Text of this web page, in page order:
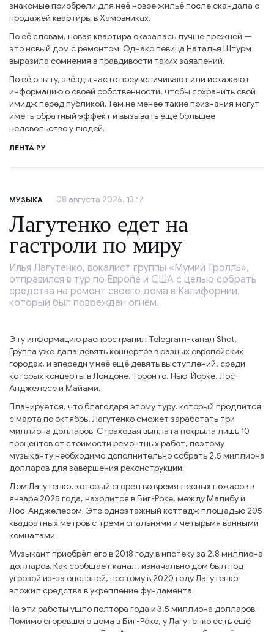
знакомые приобрели для неё новое жильё после скандала с
продажей квартиры в Хамовниках.
По её словам, новая квартира оказалась лучше прежней —
это новый дом с ремонтом. Однако певица Наталья Штурм
выразила сомнения в правдивости таких заявлений.
По её опыту, звёзды часто преувеличивают или искажают
информацию о своей собственности, чтобы сохранить свой
имидж перед публикой. Тем не менее такие признания могут
иметь обратный эффект и вызывать ещё большее
недовольство у людей.
ЛЕНТА РУ
МУЗЫКА 08 августа 2026, 13:17
Лагутенко едет на
гастроли по миру
Илья Лагутенко, вокалист группы «Мумий Тролль»,
отправился в тур по Европе и США с целью собрать
средства на ремонт своего дома в Калифорнии,
который был повреждён огнём.
Эту информацию распространил Telegram-канал Shot.
Группа уже дала девять концертов в разных европейских
городах, и впереди у неё ещё девять выступлений, среди
которых концерты в Лондоне, Торонто, Нью-Йорке, Лос-
Анджелесе и Майами.
Планируется, что благодаря этому туру, который продлится
с марта по октябрь, Лагутенко сможет заработать три
миллиона долларов. Страховая выплата покрыла лишь 10
процентов от стоимости ремонтных работ, поэтому
музыканту необходимо дополнительно собрать 2,5 миллиона
долларов для завершения реконструкции.
Дом Лагутенко, который сгорел во время лесных пожаров в
январе 2025 года, находится в Биг-Роке, между Малибу и
Лос-Анджелесом. Это одноэтажный коттедж площадью 205
квадратных метров с тремя спальнями и четырьмя ванными
комнатами.
Музыкант приобрёл его в 2018 году в ипотеку за 2,8 миллиона
долларов. Как сообщает канал, изначально дом был под
угрозой из-за оползней, поэтому в 2020 году Лагутенко
вложил средства в укрепление фундамента.
На эти работы ушло полтора года и 3,5 миллиона долларов.
Помимо сгоревшего дома в Биг-Роке, у Лагутенко есть ещё